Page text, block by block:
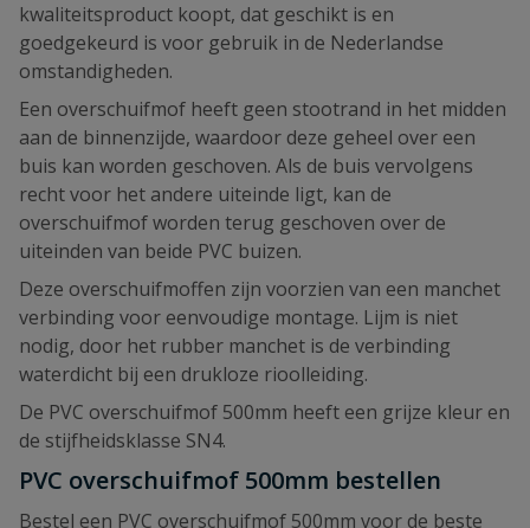
kwaliteitsproduct koopt, dat geschikt is en
goedgekeurd is voor gebruik in de Nederlandse
omstandigheden.
Een overschuifmof heeft geen stootrand in het midden
aan de binnenzijde, waardoor deze geheel over een
buis kan worden geschoven. Als de buis vervolgens
recht voor het andere uiteinde ligt, kan de
overschuifmof worden terug geschoven over de
uiteinden van beide PVC buizen.
Deze overschuifmoffen zijn voorzien van een manchet
verbinding voor eenvoudige montage. Lijm is niet
nodig, door het rubber manchet is de verbinding
waterdicht bij een drukloze rioolleiding.
De PVC overschuifmof 500mm heeft een grijze kleur en
de stijfheidsklasse SN4.
PVC overschuifmof 500mm bestellen
Bestel een PVC overschuifmof 500mm voor de beste